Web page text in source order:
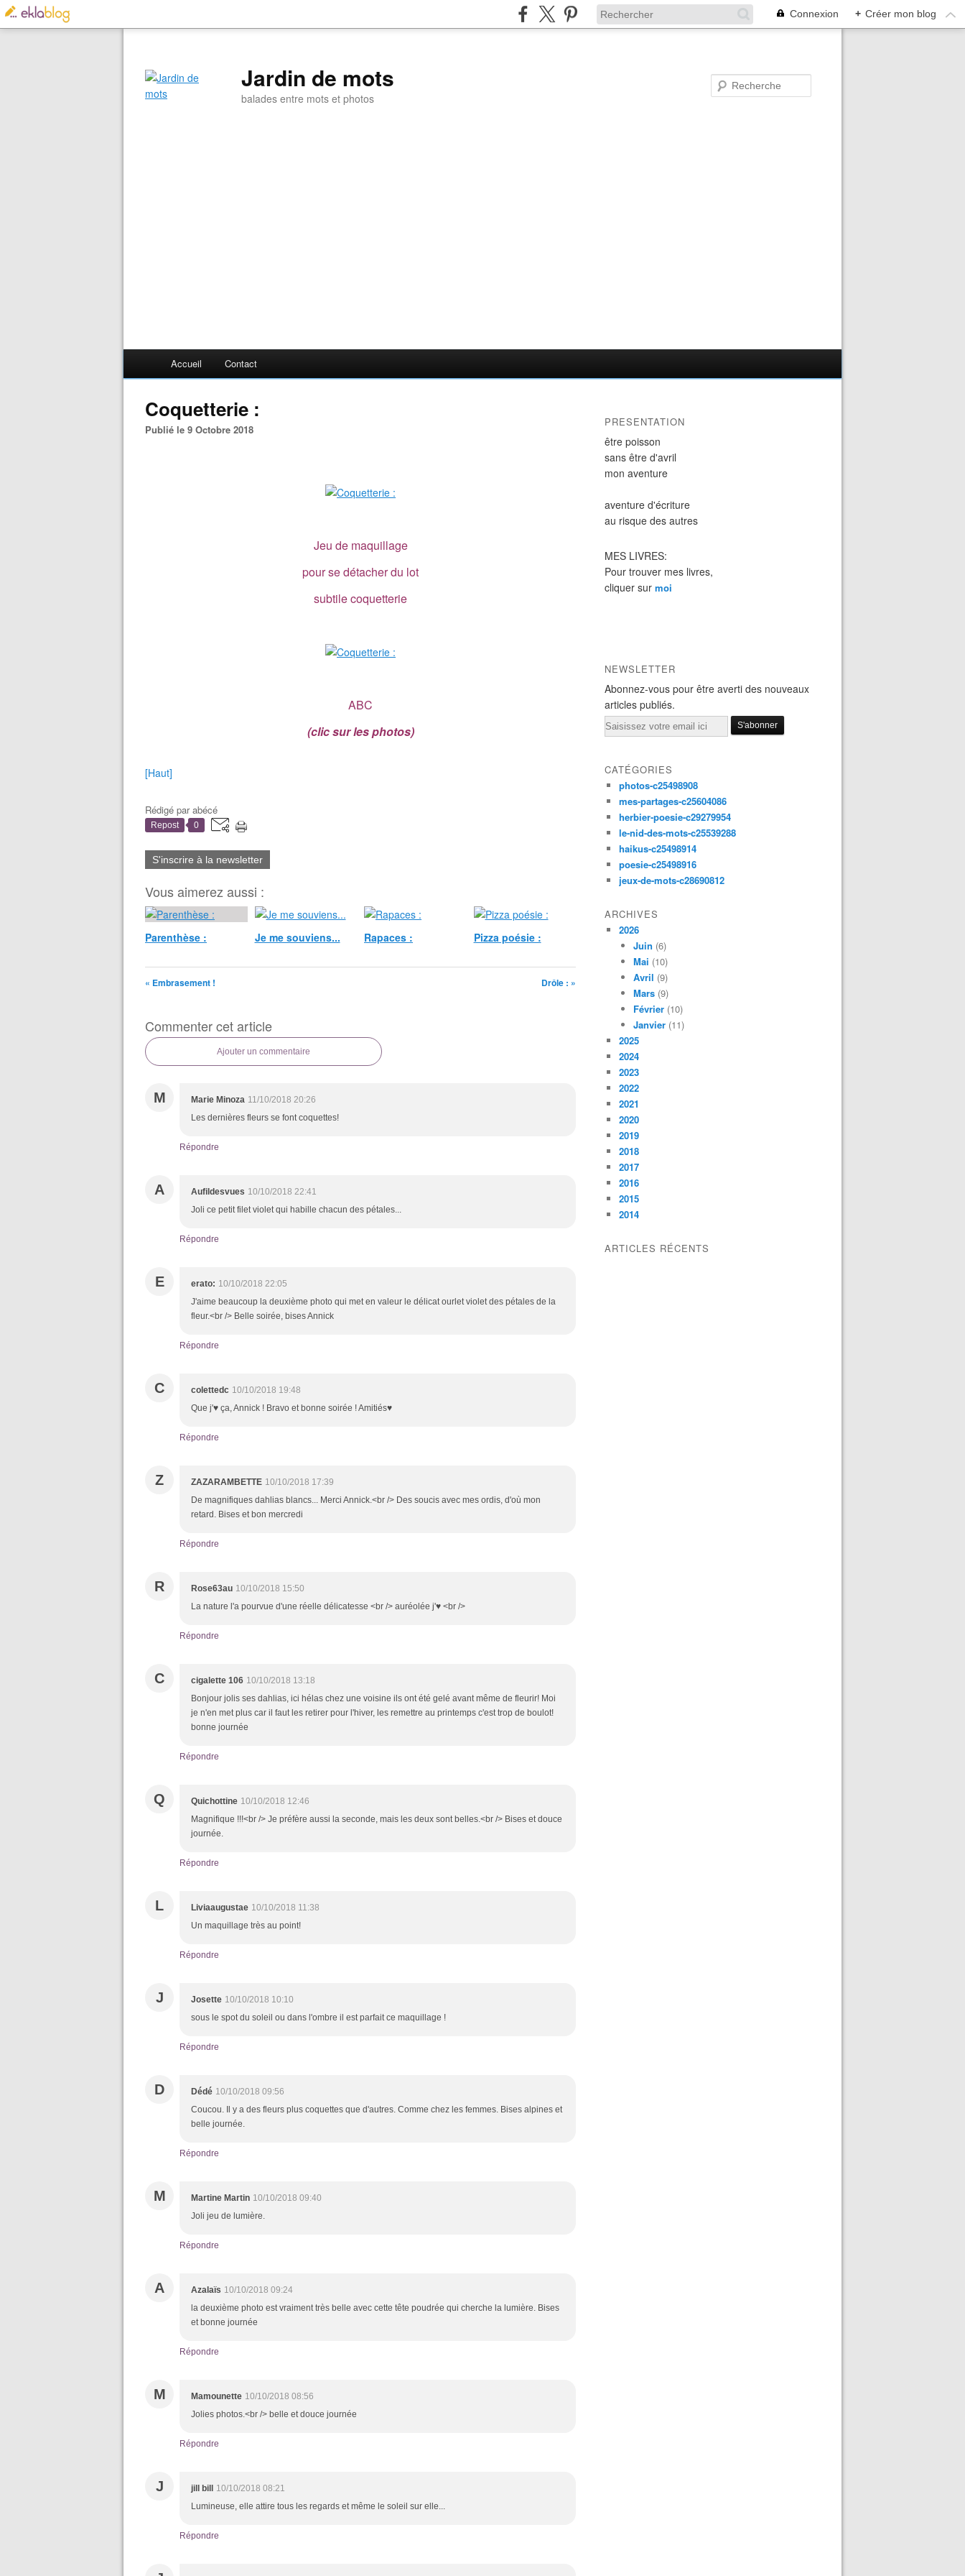
Connexion + Créer mon blog
Jardin de mots
balades entre mots et photos
Accueil Contact
Coquetterie :
Publié le 9 Octobre 2018
Jeu de maquillage
pour se détacher du lot
subtile coquetterie
ABC
(clic sur les photos)
[Haut]
Rédigé parabécé
Repost 0
S'inscrire à la newsletter
Vous aimerez aussi :
Parenthèse : Je me souviens... Rapaces : Pizza poésie :
« Embrasement ! Drôle : »
Commenter cet article
Ajouter un commentaire
M Marie Minoza 11/10/2018 20:26
Les dernières fleurs se font coquettes!
Répondre
A Aufildesvues 10/10/2018 22:41
Joli ce petit filet violet qui habille chacun des pétales...
Répondre
E erato: 10/10/2018 22:05
J'aime beaucoup la deuxième photo qui met en valeur le délicat ourlet violet des pétales de la
fleur.<br /> Belle soirée, bises Annick
Répondre
C colettedc 10/10/2018 19:48
Que j'♥ ça, Annick ! Bravo et bonne soirée ! Amitiés♥
Répondre
Z ZAZARAMBETTE 10/10/2018 17:39
De magnifiques dahlias blancs... Merci Annick.<br /> Des soucis avec mes ordis, d'où mon
retard. Bises et bon mercredi
Répondre
R Rose63au 10/10/2018 15:50
La nature l'a pourvue d'une réelle délicatesse <br /> auréolée j'♥ <br />
Répondre
C cigalette 106 10/10/2018 13:18
Bonjour jolis ses dahlias, ici hélas chez une voisine ils ont été gelé avant même de fleurir! Moi
je n'en met plus car il faut les retirer pour l'hiver, les remettre au printemps c'est trop de boulot!
bonne journée
Répondre
Q Quichottine 10/10/2018 12:46
Magnifique !!!<br /> Je préfère aussi la seconde, mais les deux sont belles.<br /> Bises et douce
journée.
Répondre
L Liviaaugustae 10/10/2018 11:38
Un maquillage très au point!
Répondre
J Josette 10/10/2018 10:10
sous le spot du soleil ou dans l'ombre il est parfait ce maquillage !
Répondre
D Dédé 10/10/2018 09:56
Coucou. Il y a des fleurs plus coquettes que d'autres. Comme chez les femmes. Bises alpines et
belle journée.
Répondre
M Martine Martin 10/10/2018 09:40
Joli jeu de lumière.
Répondre
A Azalaïs 10/10/2018 09:24
la deuxième photo est vraiment très belle avec cette tête poudrée qui cherche la lumière. Bises
et bonne journée
Répondre
M Mamounette 10/10/2018 08:56
Jolies photos.<br /> belle et douce journée
Répondre
J jill bill
10/10/2018 08:21
Lumineuse, elle attire tous les regards et même le soleil sur elle...
Répondre
PRESENTATION
être poisson
sans être d'avril
mon aventure
aventure d'écriture
au risque des autres
MES LIVRES:
Pour trouver mes livres,
cliquer sur moi
NEWSLETTER
Abonnez-vous pour être averti des nouveaux
articles publiés.
Email
CATÉGORIES
photos-c25498908
mes-partages-c25604086
herbier-poesie-c29279954
le-nid-des-mots-c25539288
haikus-c25498914
poesie-c25498916
jeux-de-mots-c28690812
ARCHIVES
2026
Juin (6)
Mai (10)
Avril (9)
Mars (9)
Février (10)
Janvier (11)
2025
2024
2023
2022
2021
2020
2019
2018
2017
2016
2015
2014
ARTICLES RÉCENTS